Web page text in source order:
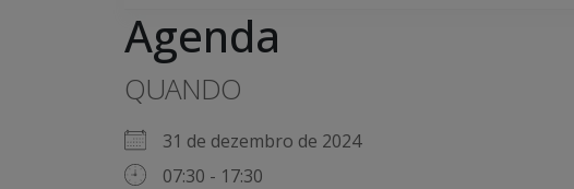
Agenda
QUANDO
31 de dezembro de 2024
07:30 - 17:30